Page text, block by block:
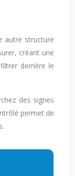
autre structure
créant une
derrière le
des signes
permet de